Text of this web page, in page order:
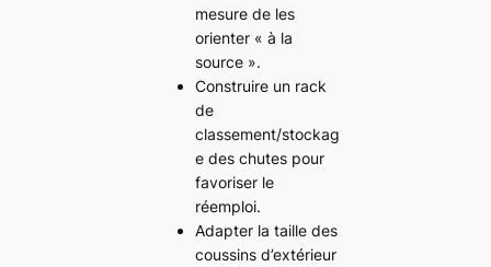
mesure de les
orienter « à la
source ».
Construire un rack
de
classement/stockag
e des chutes pour
favoriser le
réemploi.
Adapter la taille des
coussins d’extérieur